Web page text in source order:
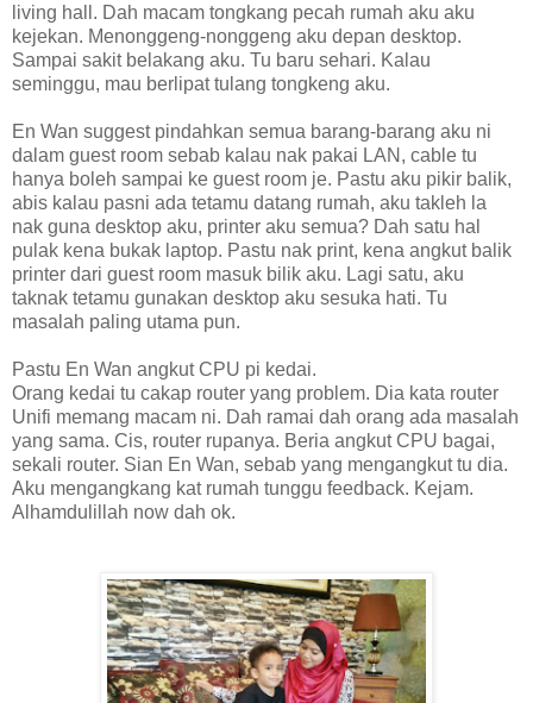
living hall. Dah macam tongkang pecah rumah aku aku
kejekan. Menonggeng-nonggeng aku depan desktop.
Sampai sakit belakang aku. Tu baru sehari. Kalau
seminggu, mau berlipat tulang tongkeng aku.
En Wan suggest pindahkan semua barang-barang aku ni
dalam guest room sebab kalau nak pakai LAN, cable tu
hanya boleh sampai ke guest room je. Pastu aku pikir balik,
abis kalau pasni ada tetamu datang rumah, aku takleh la
nak guna desktop aku, printer aku semua? Dah satu hal
pulak kena bukak laptop. Pastu nak print, kena angkut balik
printer dari guest room masuk bilik aku. Lagi satu, aku
taknak tetamu gunakan desktop aku sesuka hati. Tu
masalah paling utama pun.
Pastu En Wan angkut CPU pi kedai.
Orang kedai tu cakap router yang problem. Dia kata router
Unifi memang macam ni. Dah ramai dah orang ada masalah
yang sama. Cis, router rupanya. Beria angkut CPU bagai,
sekali router. Sian En Wan, sebab yang mengangkut tu dia.
Aku mengangkang kat rumah tunggu feedback. Kejam.
Alhamdulillah now dah ok.